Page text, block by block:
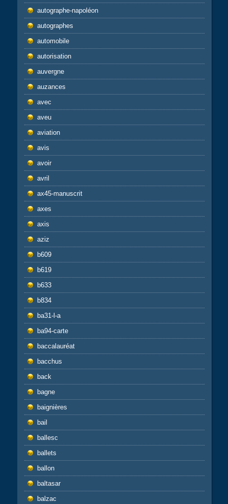
autographe-napoléon
autographes
automobile
autorisation
auvergne
auzances
avec
aveu
aviation
avis
avoir
avril
ax45-manuscrit
axes
axis
aziz
b609
b619
b633
b834
ba31-l-a
ba94-carte
baccalauréat
bacchus
back
bagne
baignières
bail
ballesc
ballets
ballon
baltasar
balzac